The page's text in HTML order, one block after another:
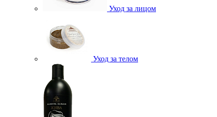
Уход за лицом
Уход за телом